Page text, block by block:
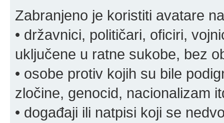
Zabranjeno je koristiti avatare
• državnici, političari, oficiri,
uključene u ratne sukobe, bez
• osobe protiv kojih su bile
zločine, genocid, nacionalizam
• događaji ili natpisi koji se